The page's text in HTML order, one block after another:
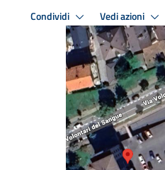
Condividi Vedi azioni